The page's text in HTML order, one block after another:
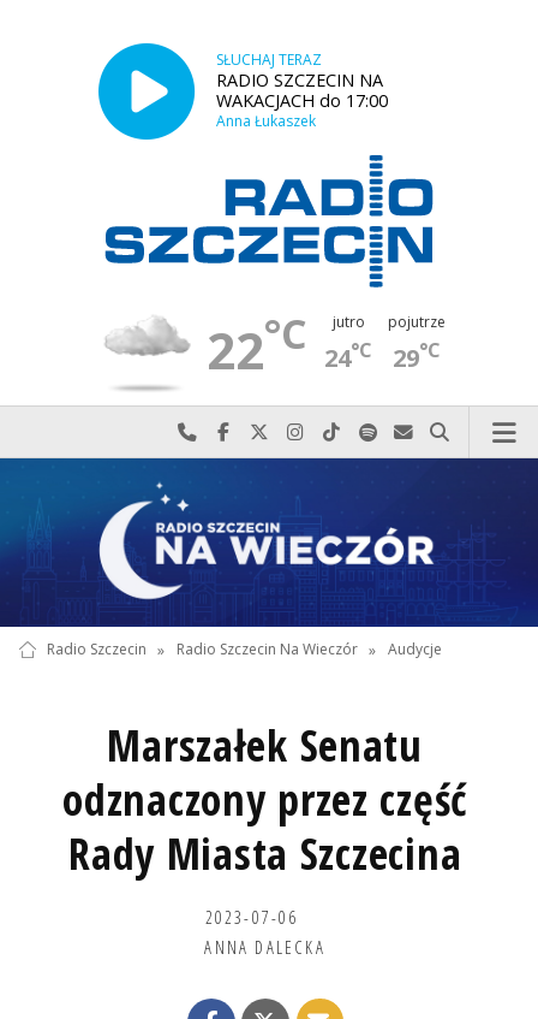
SŁUCHAJ TERAZ
RADIO SZCZECIN NA
WAKACJACH do 17:00
Anna Łukaszek
22°C jutro
24°C
pojutrze
29°C
Najlepiej po prostu do nas zadzwoń
Odwiedź nas na Facebook-u
Odwiedź nas na X
Odwiedź nas na Instagram-ie
Odwiedź nas na TikTok-u
Szukaj nas na Spotify
Wyślij do nas
Szukaj
Radio Szczecin » Radio Szczecin Na Wieczór » Audycje
Marszałek Senatu
odznaczony przez część
Rady Miasta Szczecina
2023-07-06
ANNA DALECKA